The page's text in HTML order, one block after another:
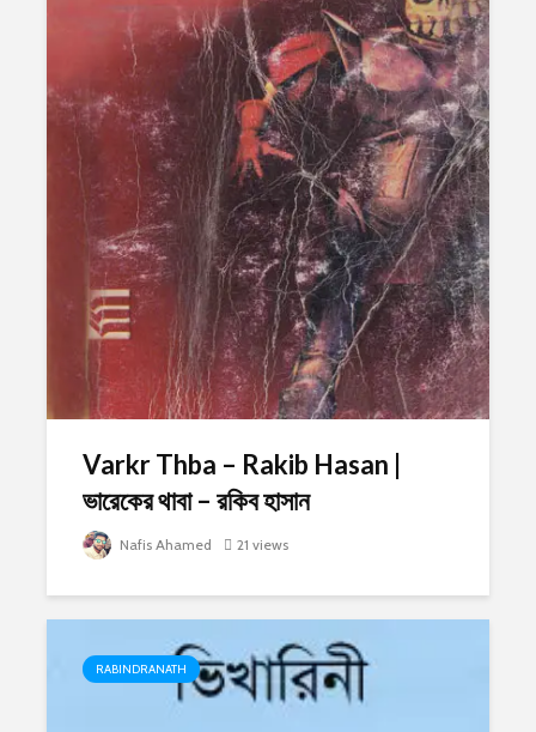
Varkr Thba – Rakib Hasan |
ভারেকের থাবা – রকিব হাসান
Nafis Ahamed 21 views
RABINDRANATH